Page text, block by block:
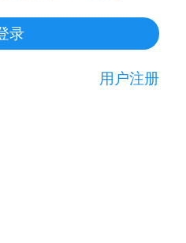
用户注册